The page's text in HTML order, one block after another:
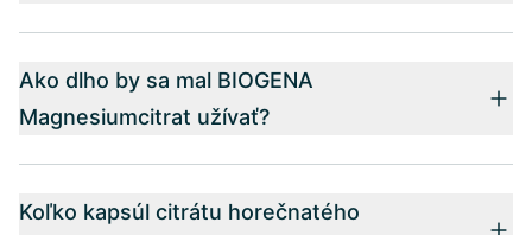
Ako dlho by sa mal BIOGENA
Magnesiumcitrat užívať?
Koľko kapsúl citrátu horečnatého